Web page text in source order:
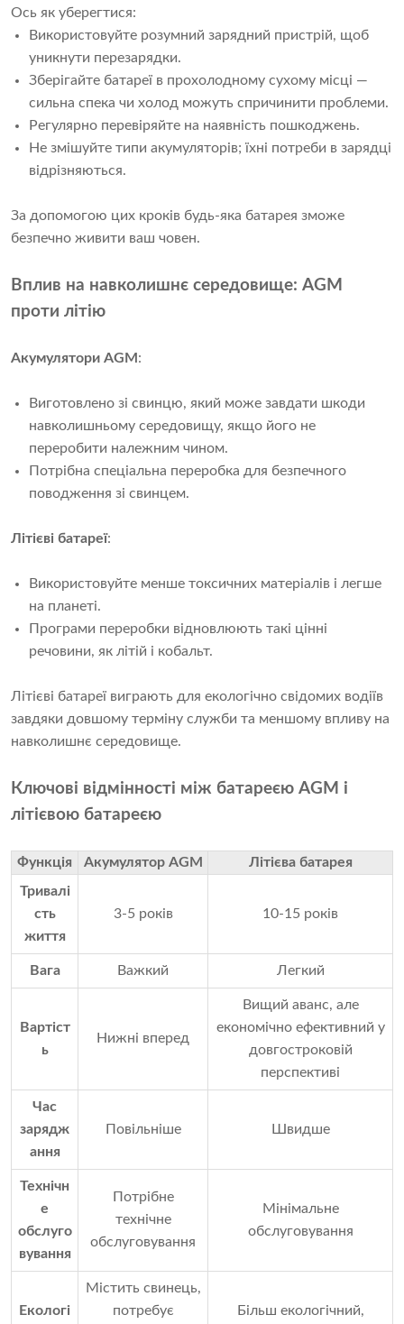
Ось як уберегтися:
Використовуйте розумний зарядний пристрій, щоб
уникнути перезарядки.
Зберігайте батареї в прохолодному сухому місці —
сильна спека чи холод можуть спричинити проблеми.
Регулярно перевіряйте на наявність пошкоджень.
Не змішуйте типи акумуляторів; їхні потреби в зарядці
відрізняються.
За допомогою цих кроків будь-яка батарея зможе
безпечно живити ваш човен.
Вплив на навколишнє середовище: AGM
проти літію
Акумулятори AGM :
Виготовлено зі свинцю, який може завдати шкоди
навколишньому середовищу, якщо його не
переробити належним чином.
Потрібна спеціальна переробка для безпечного
поводження зі свинцем.
Літієві батареї:
Використовуйте менше токсичних матеріалів і легше
на планеті.
Програми переробки відновлюють такі цінні
речовини, як літій і кобальт.
Літієві батареї виграють для екологічно свідомих водіїв
завдяки довшому терміну служби та меншому впливу на
навколишнє середовище.
Ключові відмінності між батареєю AGM і
літієвою батареєю
Функція Акумулятор AGM
Літієва батарея
Тривалі
сть
життя
3-5 років 10-15 років
Вага Важкий Легкий
Вартіст
ь
Нижні вперед
Вищий аванс, але
економічно ефективний у
довгостроковій
перспективі
Час
зарядж
ання
Повільніше Швидше
Технічн
е
обслуго
вування
Потрібне
технічне
обслуговування
Мінімальне
обслуговування
Екологі
Містить свинець,
потребує
Більш екологічний,